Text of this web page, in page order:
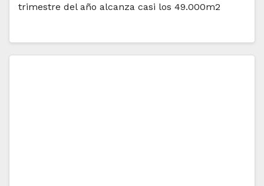
trimestre del año alcanza casi los 49.000m2